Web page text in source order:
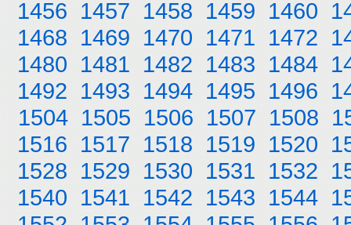
1456 1457 1458 1459 1460
1468 1469 1470 1471 1472
1480 1481 1482 1483 1484
1492 1493 1494 1495 1496
1504 1505 1506 1507 1508
1516 1517 1518 1519 1520
1528 1529 1530 1531 1532
1540 1541 1542 1543 1544